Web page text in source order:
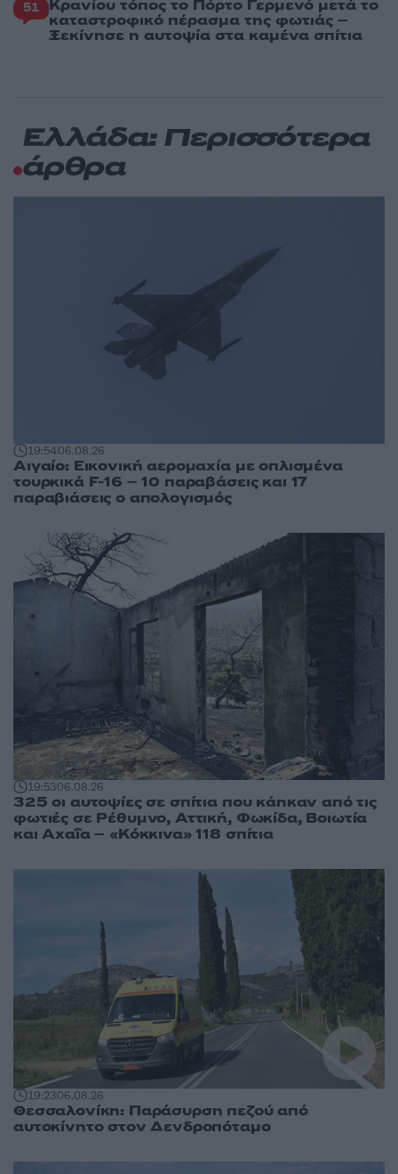
51 Κρανίου τόπος το Πόρτο Γερμενό μετά το
καταστροφικό πέρασμα της φωτιάς –
Ξεκίνησε η αυτοψία στα καμένα σπίτια
Ελλάδα: Περισσότερα
άρθρα
19:5406.08.26
Αιγαίο: Εικονική αερομαχία με οπλισμένα
τουρκικά F-16 – 10 παραβάσεις και 17
παραβιάσεις ο απολογισμός
19:5306.08.26
325 οι αυτοψίες σε σπίτια που κάηκαν από τις
φωτιές σε Ρέθυμνο, Αττική, Φωκίδα, Βοιωτία
και Αχαΐα – «Κόκκινα» 118 σπίτια
19:2306.08.26
Θεσσαλονίκη: Παράσυρση πεζού από
αυτοκίνητο στον Δενδροπόταμο